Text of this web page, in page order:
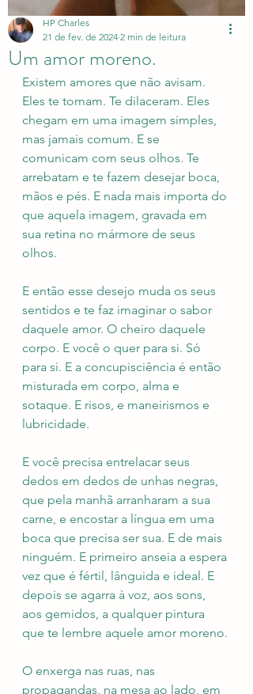
Um amor moreno.
HP Charles
21 de fev. de 2024 2 min de leitura
Existem amores que não avisam.
Eles te tomam. Te dilaceram. Eles
chegam em uma imagem simples,
mas jamais comum. E se
comunicam com seus olhos. Te
arrebatam e te fazem desejar boca,
mãos e pés. E nada mais importa do
que aquela imagem, gravada em
sua retina no mármore de seus
olhos.
E então esse desejo muda os seus
sentidos e te faz imaginar o sabor
daquele amor. O cheiro daquele
corpo. E você o quer para si. Só
para si. E a concupisciência é então
misturada em corpo, alma e
sotaque. E risos, e maneirismos e
lubricidade.
E você precisa entrelacar seus
dedos em dedos de unhas negras,
que pela manhã arranharam a sua
carne, e encostar a língua em uma
boca que precisa ser sua. E de mais
ninguém. E primeiro anseia a espera
vez que é fértil, lânguida e ideal. E
depois se agarra à voz, aos sons,
aos gemidos, a qualquer pintura
que te lembre aquele amor moreno.
O enxerga nas ruas, nas
propagandas, na mesa ao lado, em